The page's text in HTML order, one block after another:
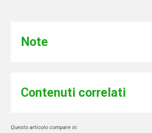
Note
Contenuti correlati
Questo articolo compare in: